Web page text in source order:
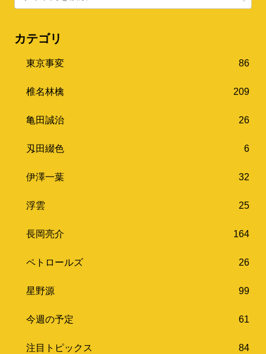
カテゴリ
東京事変 86
椎名林檎 209
亀田誠治 26
刄田綴色 6
伊澤一葉 32
浮雲 25
長岡亮介 164
ペトロールズ 26
星野源 99
今週の予定 61
注目トピックス 84